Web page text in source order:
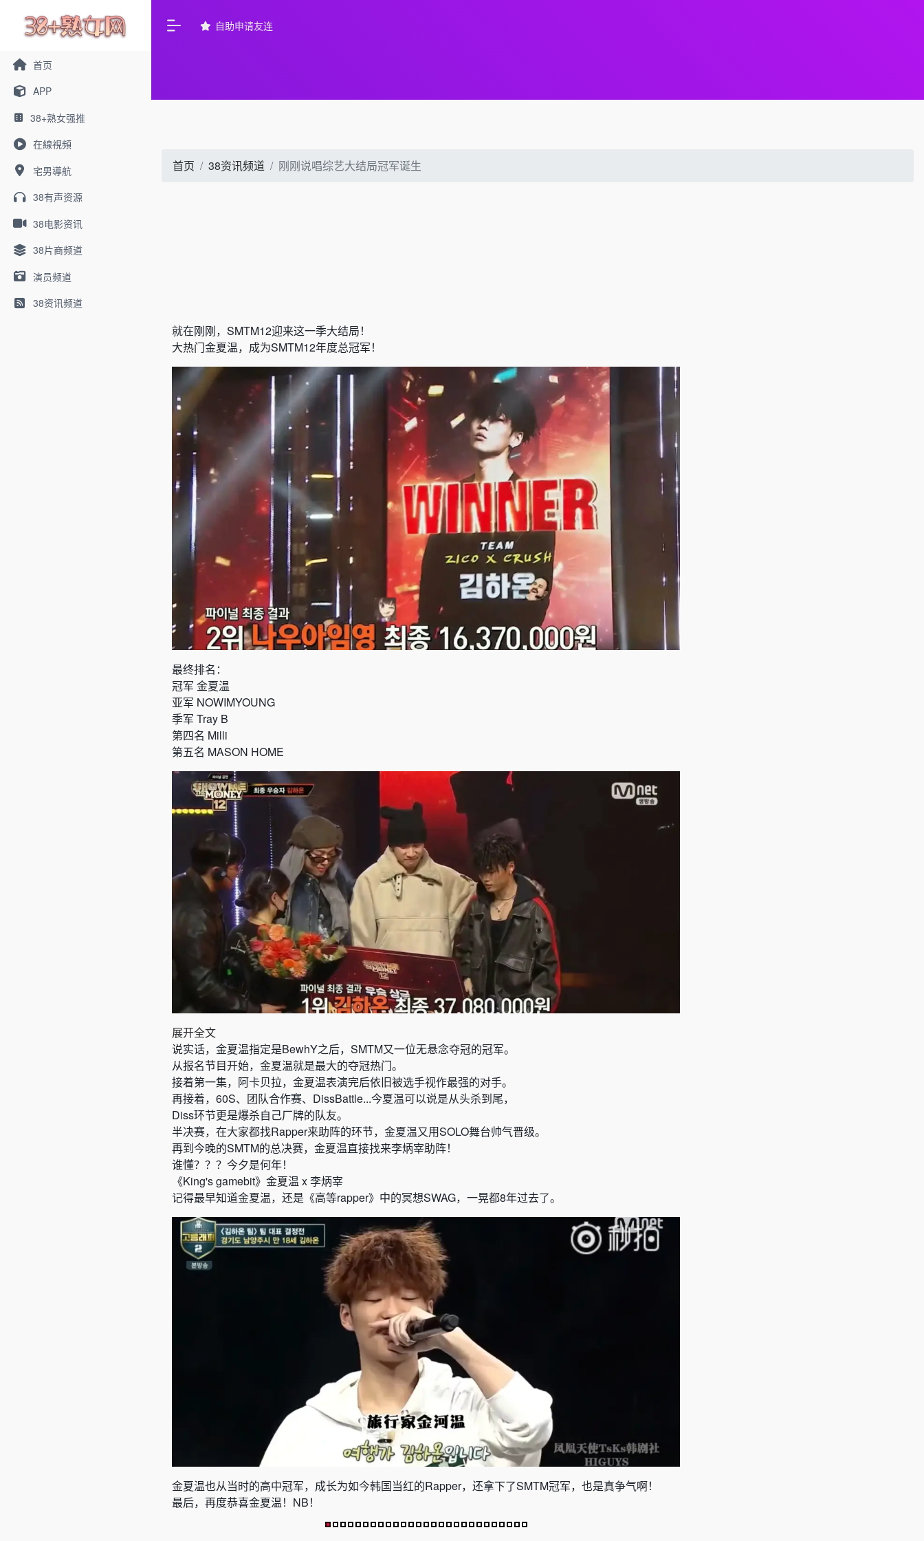
首页
APP
38+熟女强推
在線視頻
宅男導航
38有声资源
38电影资讯
38片商频道
演员频道
38资讯频道
自助申请友连
首页 38资讯频道 刚刚说唱综艺大结局冠军诞生
就在刚刚，SMTM12迎来这一季大结局！
大热门金夏温，成为SMTM12年度总冠军！
最终排名：
冠军 金夏温
亚军 NOWIMYOUNG
季军 Tray B
第四名 Milli
第五名 MASON HOME
展开全文
说实话，金夏温指定是BewhY之后，SMTM又一位无悬念夺冠的冠军。
从报名节目开始，金夏温就是最大的夺冠热门。
接着第一集，阿卡贝拉，金夏温表演完后依旧被选手视作最强的对手。
再接着，60S、团队合作赛、DissBattle...今夏温可以说是从头杀到尾，
Diss环节更是爆杀自己厂牌的队友。
半决赛，在大家都找Rapper来助阵的环节，金夏温又用SOLO舞台帅气晋级。
再到今晚的SMTM的总决赛，金夏温直接找来李炳宰助阵！
谁懂？？？今夕是何年！
《King's gamebit》金夏温 x 李炳宰
记得最早知道金夏温，还是《高等rapper》中的冥想SWAG，一晃都8年过去了。
金夏温也从当时的高中冠军，成长为如今韩国当红的Rapper，还拿下了SMTM冠军，也是真争气啊！
最后，再度恭喜金夏温！NB！